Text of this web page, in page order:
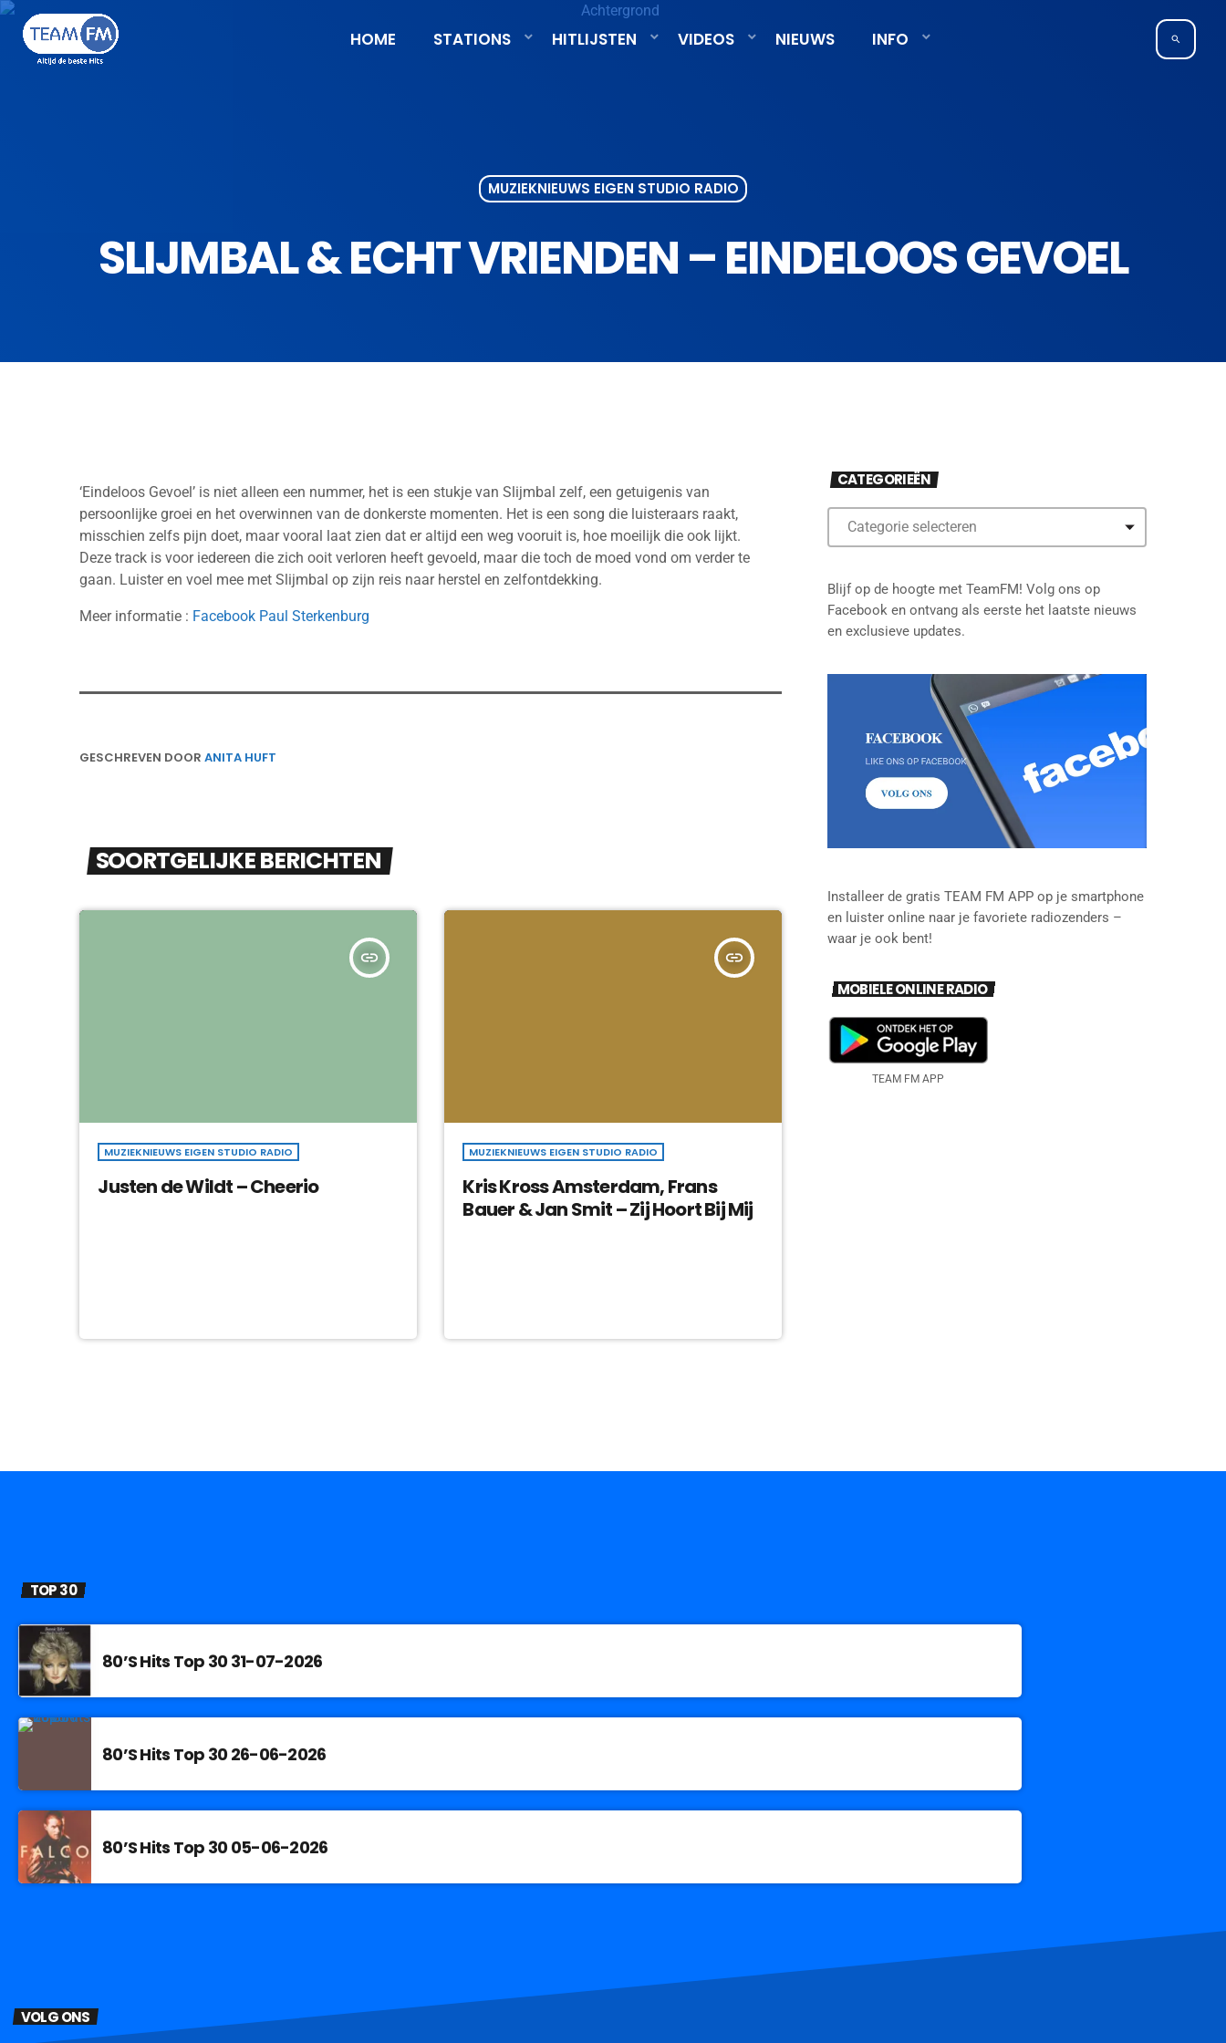
HOME STATIONS HITLIJSTEN VIDEOS NIEUWS INFO search
MUZIEKNIEUWS EIGEN STUDIO RADIO
SLIJMBAL & ECHT VRIENDEN – EINDELOOS GEVOEL
‘Eindeloos Gevoel’ is niet alleen een nummer, het is een stukje van Slijmbal zelf, een getuigenis van
persoonlijke groei en het overwinnen van de donkerste momenten. Het is een song die luisteraars raakt,
misschien zelfs pijn doet, maar vooral laat zien dat er altijd een weg vooruit is, hoe moeilijk die ook lijkt.
Deze track is voor iedereen die zich ooit verloren heeft gevoeld, maar die toch de moed vond om verder te
gaan. Luister en voel mee met Slijmbal op zijn reis naar herstel en zelfontdekking.
Meer informatie : Facebook Paul Sterkenburg
GESCHREVEN DOOR ANITA HUFT
SOORTGELIJKE BERICHTEN
insert_link
MUZIEKNIEUWS EIGEN STUDIO RADIO
Justen de Wildt – Cheerio
insert_link
MUZIEKNIEUWS EIGEN STUDIO RADIO
Kris Kross Amsterdam, Frans
Bauer & Jan Smit – Zij Hoort Bij Mij
CATEGORIEËN
Blijf op de hoogte met TeamFM! Volg ons op
Facebook en ontvang als eerste het laatste nieuws
en exclusieve updates.
Installeer de gratis TEAM FM APP op je smartphone
en luister online naar je favoriete radiozenders –
waar je ook bent!
MOBIELE ONLINE RADIO
TEAM FM APP
TOP 30
80’S Hits Top 30 31-07-2026
80’S Hits Top 30 26-06-2026
80’S Hits Top 30 05-06-2026
VOLG ONS